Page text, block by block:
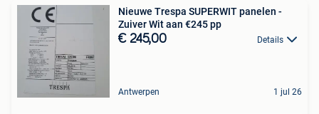
Nieuwe Trespa SUPERWIT panelen -
Zuiver Wit aan €245 pp
€ 245,00 Details
Antwerpen 1 jul 26